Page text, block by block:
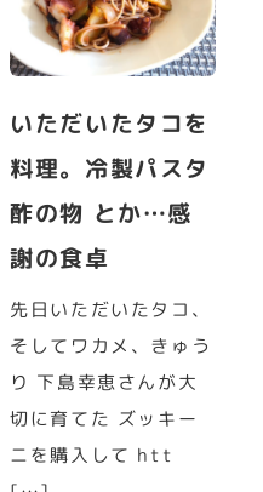
いただいたタコを
料理。冷製パスタ
酢の物 とか…感
謝の食卓
先日いただいたタコ、
そしてワカメ、きゅう
り 下島幸恵さんが大
切に育てた ズッキー
ニを購入して htt